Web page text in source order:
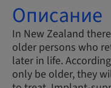
Описание
In New Zealand
older persons who
later in life.
only be older, they